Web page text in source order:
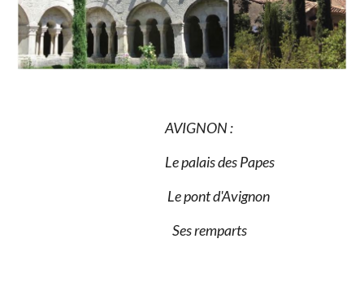
AVIGNON :
Le palais des Papes
Le pont d'Avignon
Ses remparts